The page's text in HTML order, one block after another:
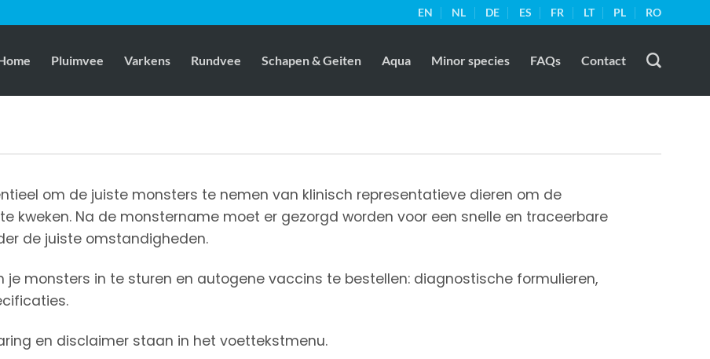
EN NL DE ES FR LT PL RO
Pluimvee Varkens Rundvee Schapen & Geiten Aqua Minor species FAQs Contact
om de juiste monsters te nemen van klinisch representatieve dieren om de
kweken. Na de monstername moet er gezorgd worden voor een snelle en traceerbare
de juiste omstandigheden.
je monsters in te sturen en autogene vaccins te bestellen: diagnostische formulieren,
en disclaimer staan in het voettekstmenu.